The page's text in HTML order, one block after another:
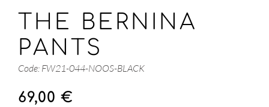
THE BERNINA
PANTS
Code: FW21-044-NOOS-BLACK
69,00 €